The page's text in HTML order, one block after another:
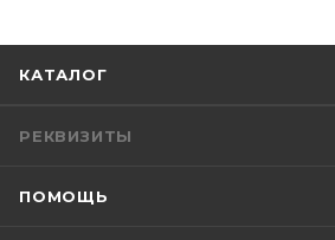
КАТАЛОГ
РЕКВИЗИТЫ
ПОМОЩЬ